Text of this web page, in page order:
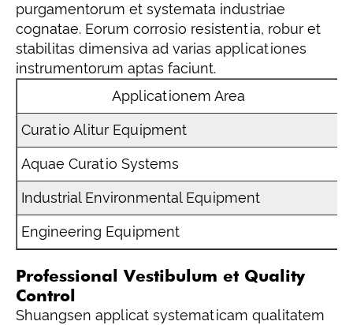
purgamentorum et systemata industriae
cognatae. Eorum corrosio resistentia, robur et
stabilitas dimensiva ad varias applicationes
instrumentorum aptas faciunt.
Applicationem Area
Curatio Alitur Equipment
Aquae Curatio Systems
Industrial Environmental Equipment
Engineering Equipment
Professional Vestibulum et Quality
Control
Shuangsen applicat systematicam qualitatem